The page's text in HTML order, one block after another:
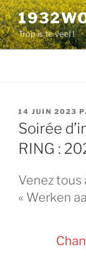
Aller
au
contenu
principal
Trop is te veel !
PUBLIÉ
LE
14 JUIN 2023
Soirée
RING :
Venez tous
« Werken